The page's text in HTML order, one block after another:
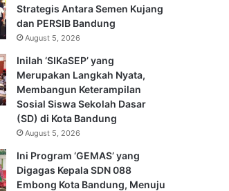
Strategis Antara Semen Kujang
dan PERSIB Bandung
August 5, 2026
Inilah ‘SIKaSEP’ yang
Merupakan Langkah Nyata,
Membangun Keterampilan
Sosial Siswa Sekolah Dasar
(SD) di Kota Bandung
August 5, 2026
Ini Program ‘GEMAS’ yang
Digagas Kepala SDN 088
Embong Kota Bandung, Menuju